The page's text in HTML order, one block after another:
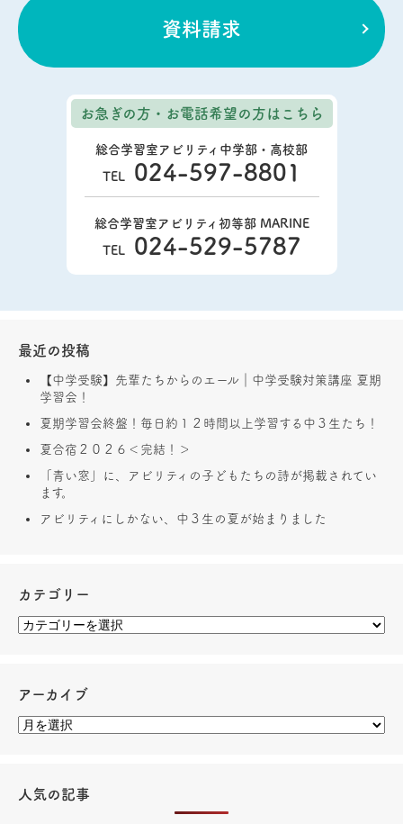
資料請求
お急ぎの方・お電話希望の方はこちら
総合学習室アビリティ中学部・高校部
TEL 024-597-8801
総合学習室アビリティ初等部 MARINE
TEL 024-529-5787
最近の投稿
【中学受験】先輩たちからのエール｜中学受験対策講座 夏期
学習会！
夏期学習会終盤！毎日約１２時間以上学習する中３生たち！
夏合宿２０２６＜完結！＞
「青い窓」に、アビリティの子どもたちの詩が掲載されてい
ます。
アビリティにしかない、中３生の夏が始まりました
カテゴリー
アーカイブ
人気の記事